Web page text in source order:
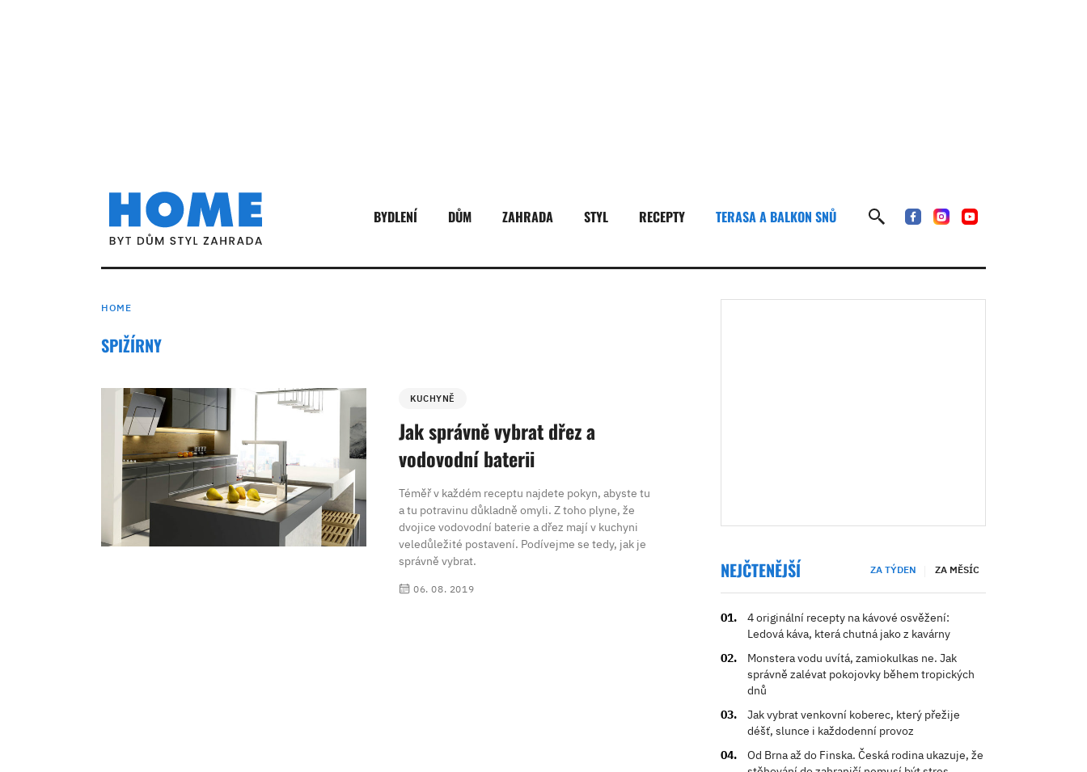
BYDLENÍ DŮM ZAHRADA STYL RECEPTY TERASA A BALKON SNŮ
HOME
SPIŽÍRNY
KUCHYNĚ
Jak správně vybrat dřez a
vodovodní baterii
Téměř v každém receptu najdete pokyn, abyste tu
a tu potravinu důkladně omyli. Z toho plyne, že
dvojice vodovodní baterie a dřez mají v kuchyni
veledůležité postavení. Podívejme se tedy, jak je
správně vybrat.
06. 08. 2019
NEJČTENĚJŠÍ ZA TÝDEN ZA MĚSÍC
4 originální recepty na kávové osvěžení:
Ledová káva, která chutná jako z kavárny
Monstera vodu uvítá, zamiokulkas ne. Jak
správně zalévat pokojovky během tropických
dnů
Jak vybrat venkovní koberec, který přežije
déšť, slunce i každodenní provoz
Od Brna až do Finska. Česká rodina ukazuje, že